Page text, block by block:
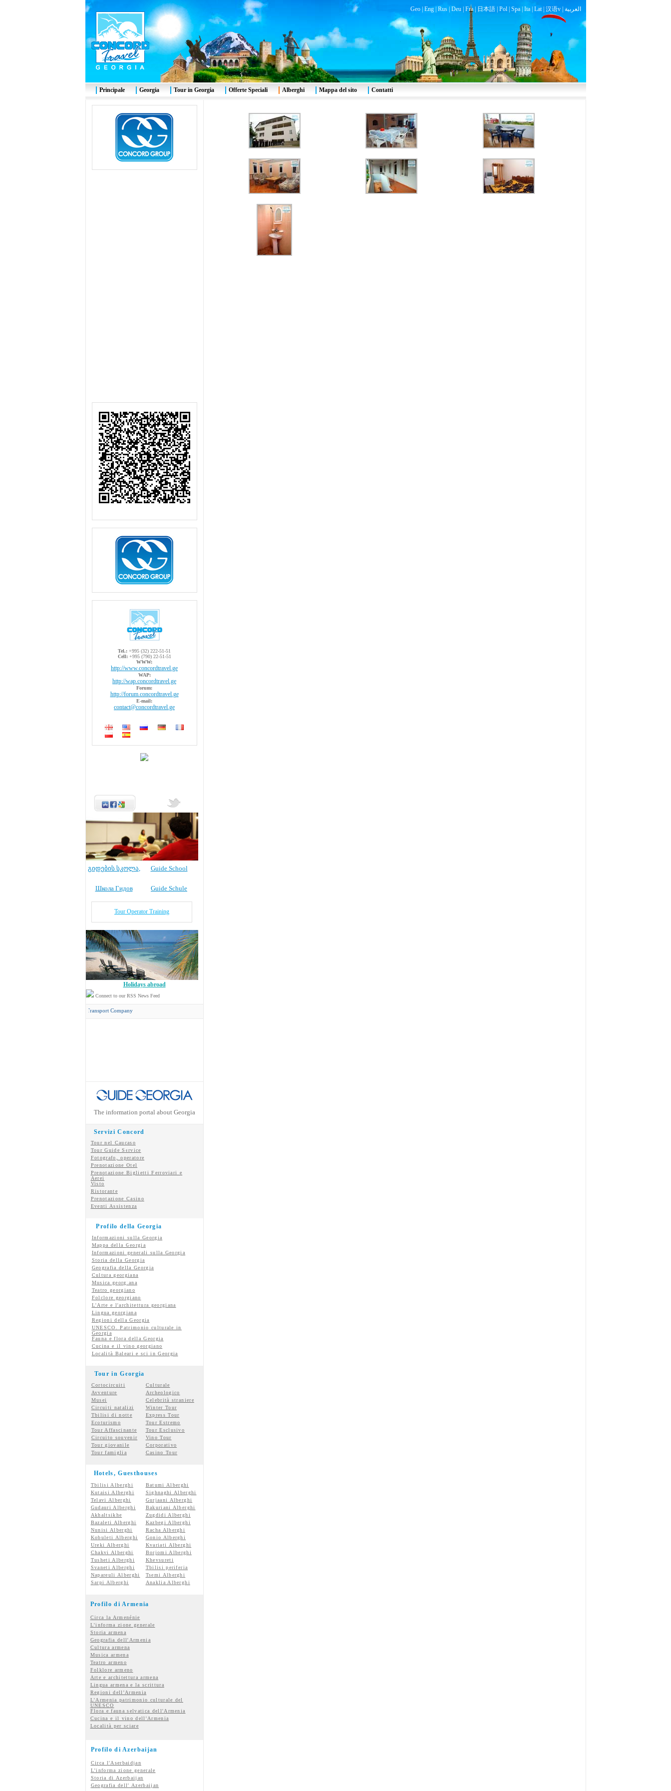
Geo| Eng| Rus| Deu| Fra| 日本語| Pol| Spa| Ita| Lat| 汉语v | العربية
Tel.: +995 (32) 222-51-51
Cell:+995 (790) 22-51-51
WWW:
http://www.concordtravel.ge
WAP:
http://wap.concordtravel.ge
Forum:
http://forum.concordtravel.ge
E-mail:
contact@concordtravel.ge
გიდების სკოლა, Guide School
Школа Гидов Guide Schule
Tour Operator Training
Holidays abroad
Connect to our RSS News Feed
has its own Transport Company
The information portal about Georgia
Servizi Concord
Tour nel Caucaso
Tour Guide Service
Fotografo, operatore
Prenotazione Otel
Prenotazione Biglietti Ferroviari e
Aerei
Visto
Ristorante
Prenotazione Casino
Eventi Assistenza
Profilo della Georgia
Informazioni sulla Georgia
Mappa della Georgia
Informazioni generali sulla Georgia
Storia della Georgia
Geografia della Georgia
Cultura georgiana
Musica georgiana
Teatro georgiano
Folclore georgiano
L'Arte e l'architettura georgiana
Lingua georgiana
Regioni della Georgia
UNESCO. Patrimonio culturale in
Georgia
Fauna e flora della Georgia
Cucina e il vino georgiano
Località Baleari e sci in Georgia
Tour in Georgia
Cortocircuiti
Culturale
Avventure
Archeologico
Musei
Celebrità straniere
Circuiti natalizi
Winter Tour
Tbilisi di notte
Express Tour
Ecoturismo
Tour Estremo
Tour Affascinante
Tour Esclusivo
Circuito souvenir
Vino Tour
Tour giovanile
Corporativo
Tour famiglia
Casino Tour
Hotels, Guesthouses
Tbilisi Alberghi
Batumi Alberghi
Kutaisi Alberghi
Sighnaghi Alberghi
Telavi Alberghi
Gurjaani Alberghi
Gudauri Alberghi
Bakuriani Alberghi
Akhaltsikhe
Zugdidi Alberghi
Bazaleti Alberghi
Kazbegi Alberghi
Nunisi Alberghi
Racha Alberghi
Kobuleti Alberghi
Gonio Alberghi
Ureki Alberghi
Kvariati Alberghi
Chakvi Alberghi
Borjomi Alberghi
Tusheti Alberghi
Khevsureti
Svaneti Alberghi
Tbilisi periferia
Napareuli Alberghi
Tsemi Alberghi
Sarpi Alberghi
Anaklia Alberghi
Profilo di Armenia
Circa la Armenénie
L'informa zione generale
Storia armena
Geografia dell'Armenia
Cultura armena
Musica armena
Teatro armeno
Folklore armeno
Arte e architettura armena
Lingua armena e la scrittura
Regioni dell'Armenia
L'Armenia patrimonio culturale del
UNESCO
Flora e fauna selvatica dell'Armenia
Cucina e il vino dell'Armenia
Località per sciare
Profilo di Azerbaijan
Circa l'Aserbaidjan
L'informa zione generale
Storia di Azerbaijan
Geografia dell' Azerbaijan
Principale Georgia Tour in Georgia Offerte Speciali Alberghi Mappa del sito Contatti